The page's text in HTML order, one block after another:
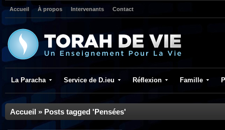
Accueil À propos Intervenants Contact
La Paracha Service de D.ieu Réflexion Famille
Accueil » Posts tagged 'Pensées'